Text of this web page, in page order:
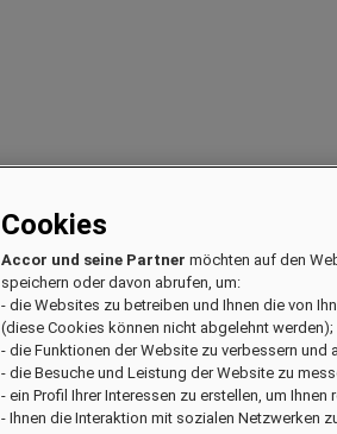
Cookies
Accor und seine Partner möchten auf den
speichern oder davon abrufen, um:
- die Websites zu betreiben und Ihnen die von
(diese Cookies können nicht abgelehnt werden);
- die Funktionen der Website zu verbessern und
- die Besuche und Leistung der Website zu
- ein Profil Ihrer Interessen zu erstellen, um Ihnen
- Ihnen die Interaktion mit sozialen Netzwerken